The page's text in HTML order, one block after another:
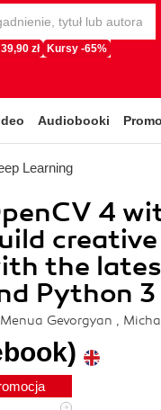
zł Kursy -65%
Audiobooki
Learning
4
the
Python
Gevorgyan ,